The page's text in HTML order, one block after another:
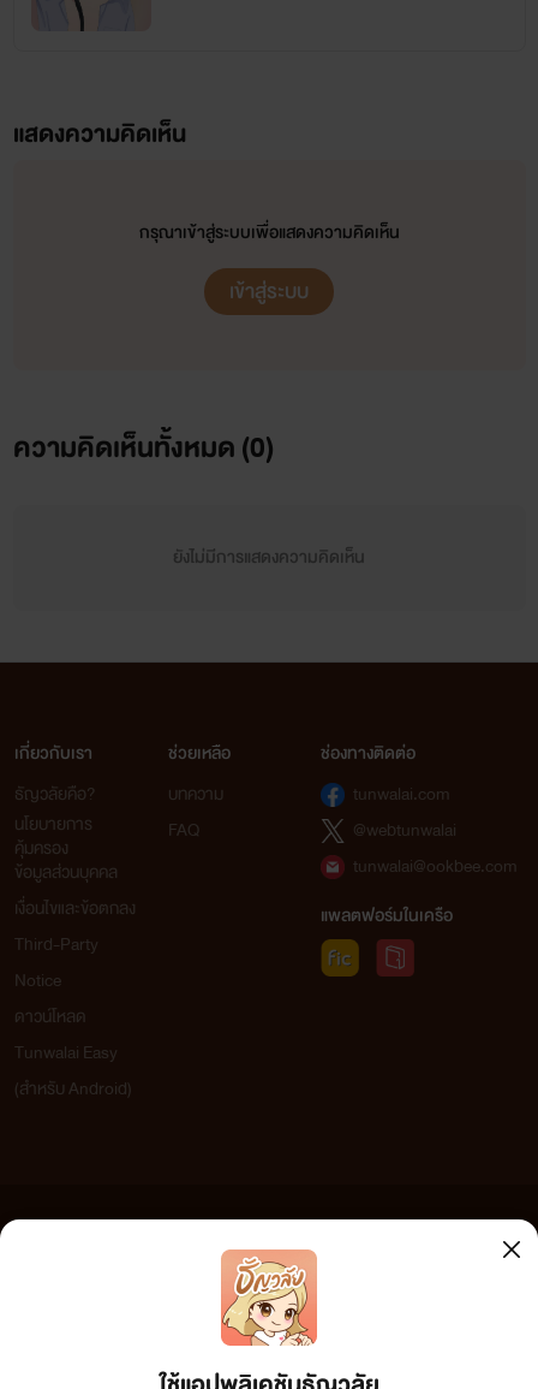
แสดงความคิดเห็น
กรุณาเข้าสู่ระบบเพื่อแสดงความคิดเห็น
เข้าสู่ระบบ
ความคิดเห็นทั้งหมด (0)
ยังไม่มีการแสดงความคิดเห็น
เกี่ยวกับเรา
ธัญวลัยคือ?
นโยบายการ
คุ้มครอง
ข้อมูลส่วนบุคคล
เงื่อนไขและข้อตกลง
Third-Party
Notice
ดาวน์โหลด
Tunwalai Easy
(สำหรับ Android)
ช่วยเหลือ
บทความ
FAQ
ช่องทางติดต่อ
tunwalai.com
@webtunwalai
tunwalai@ookbee.com
แพลตฟอร์มในเครือ
เว็บไซต์แห่งนี้ไม่ได้เห็นด้วยและไม่ขอรับผิดชอบต่อข้อความใดๆ ทั้งสิ้น ดังนั้นผู้อ่านทุกท่านโปรดใช้
วิจารณญาณในการกลั่นกรองด้วยตนเอง และหากท่านพบข้อความใดๆ ที่ขัดต่อกฎหมายและศีลธรรม
กรุณาแจ้งมาที่ tunwalai@ookbee.com เพื่อทีมงานจะได้ดำเนินการในทันที ทั้งนี้ ทางเว็บไซต์ขอสงวน
ลิขสิทธิ์ตามพระราชบัญญัติลิขสิทธิ์ (ฉบับเพิ่มเติม) พ.ศ.2558